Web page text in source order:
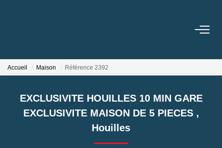
GESTION
Accueil Maison Référence 2392
EXCLUSIVITE HOUILLES 10 MIN GARE
EXCLUSIVITE MAISON DE 5 PIECES ,
Houilles